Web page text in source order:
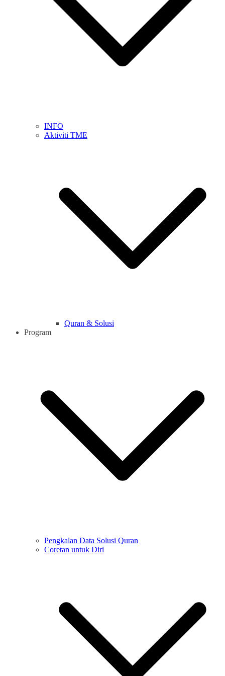
INFO
Aktiviti TME
Quran & Solusi
Program
Pengkalan Data Solusi Quran
Coretan untuk Diri